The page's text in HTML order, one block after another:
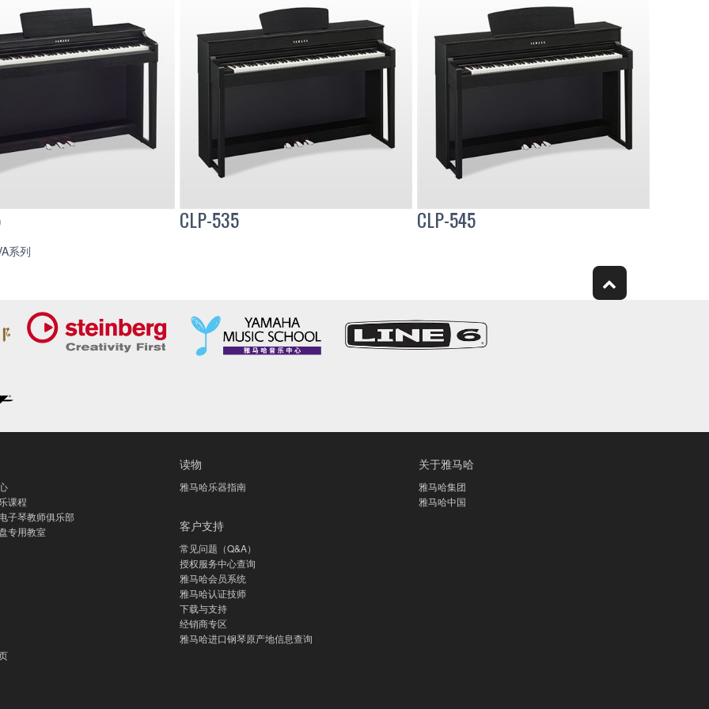
CLP-535 CLP-545
系列
课程
子琴教师俱乐部
专用教室
读物
雅马哈乐器指南
客户支持
常见问题（Q&A）
授权服务中心查询
雅马哈会员系统
雅马哈认证技师
下载与支持
经销商专区
雅马哈进口钢琴原产地信息查询
关于雅马哈
雅马哈集团
雅马哈中国